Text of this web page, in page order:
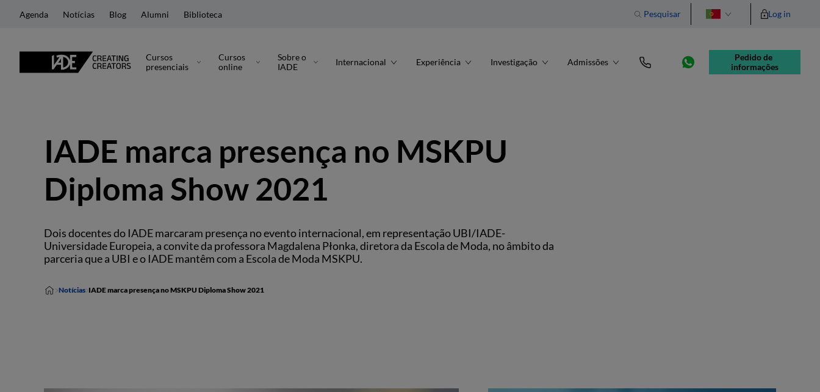
Agenda Notícias Blog Alumni Biblioteca
Pesquisar
English
Log in
Cursos
presenciais
Cursos
online
Sobre o
IADE
Internacional Experiência Investigação Admissões
Pedido de
informações
IADE marca presença no MSKPU
Diploma Show 2021
Dois docentes do IADE marcaram presença no evento internacional, em representação UBI/IADE-
Universidade Europeia, a convite da professora Magdalena Płonka, diretora da Escola de Moda, no âmbito da
parceria que a UBI e o IADE mantêm com a Escola de Moda MSKPU.
Notícias IADE marca presença no MSKPU Diploma Show 2021